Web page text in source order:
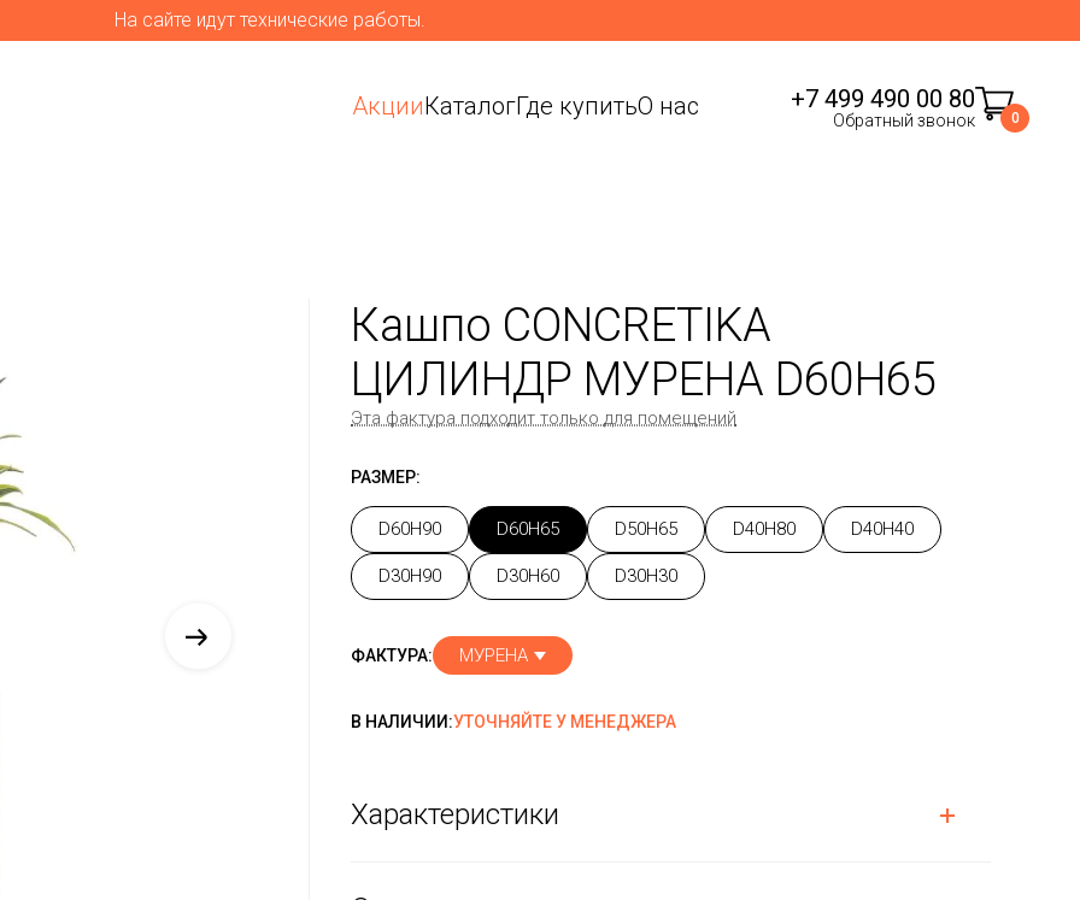
На сайте идут технические работы.
АкцииКаталогГде купитьО нас +7 499 490 00 80
Обратный звонок 0
Кашпо CONCRETIKA
ЦИЛИНДР МУРЕНА D60H65
Эта фактура подходит только для помещений
РАЗМЕР:
D60H90 D60H65 D50H65 D40H80 D40H40
D30H90 D30H60 D30H30
ФАКТУРА: МУРЕНА
В НАЛИЧИИ:УТОЧНЯЙТЕ У МЕНЕДЖЕРА
Характеристики